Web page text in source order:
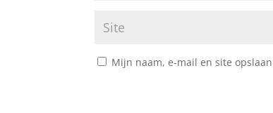
Mijn naam, e-mail en site